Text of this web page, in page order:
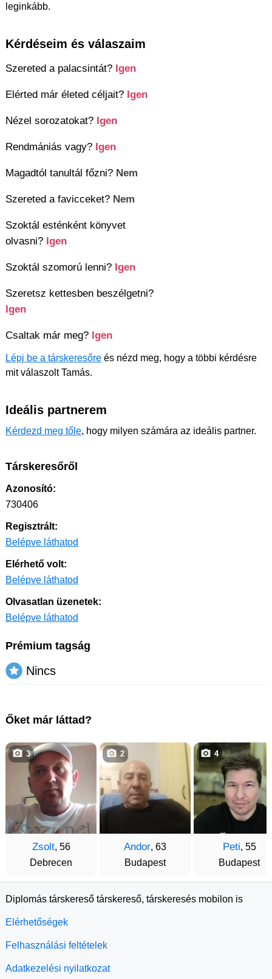
leginkább.
Kérdéseim és válaszaim
Szereted a palacsintát? Igen
Elérted már életed céljait? Igen
Nézel sorozatokat? Igen
Rendmániás vagy? Igen
Magadtól tanultál főzni? Nem
Szereted a favicceket? Nem
Szoktál esténként könyvet
olvasni? Igen
Szoktál szomorú lenni? Igen
Szeretsz kettesben beszélgetni?
Igen
Csaltak már meg? Igen
Lépj be a társkeresőre és nézd meg, hogy a többi kérdésre
mit válaszolt Tamás.
Ideális partnerem
Kérdezd meg tőle, hogy milyen számára az ideális partner.
Társkeresőről
Azonosító:
730406
Regisztrált:
Belépve láthatod
Elérhető volt:
Belépve láthatod
Olvasatlan üzenetek:
Belépve láthatod
Prémium tagság
Nincs
Őket már láttad?
Zsolt, 56
Debrecen
3
Andor, 63
Budapest
2
Peti, 55
Budapest
4
Diplomás társkereső társkereső, társkeresés mobilon is
Elérhetőségek
Felhasználási feltételek
Adatkezelési nyilatkozat